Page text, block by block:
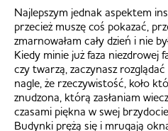
Najlepszym jednak aspektem
przecież muszę coś pokazać,
zmarnowałam cały dzień i nie
Kiedy minie już faza niezdrowej
czy twarzą, zaczynasz
nagle, że rzeczywistość, koło
znudzona, którą zasłaniam
czasami piękna w swej
Budynki prężą się i mrugają